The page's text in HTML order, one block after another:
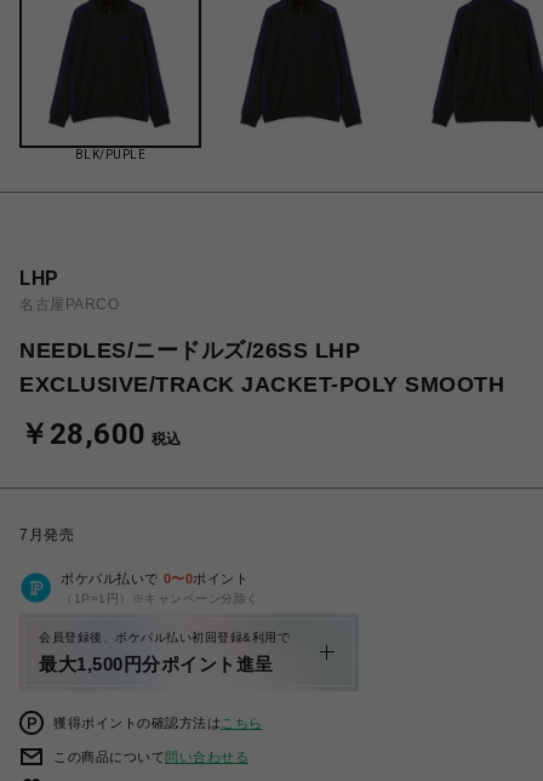
BLK/PUPLE
LHP
名古屋PARCO
NEEDLES/ニードルズ/26SS LHP
EXCLUSIVE/TRACK JACKET-POLY SMOOTH
￥28,600 税込
7月発売
ポケパル払いで 0〜0ポイント
（1P=1円）※キャンペーン分除く
会員登録後、ポケパル払い初回登録&利用で
最大1,500円分ポイント進呈
獲得ポイントの確認方法は こちら
この商品について問い合わせる